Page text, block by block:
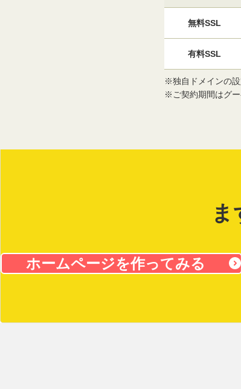
無料SSL
有料SSL
※独自ドメインの設
※ご契約期間はグー
ま
ホームページを作ってみる